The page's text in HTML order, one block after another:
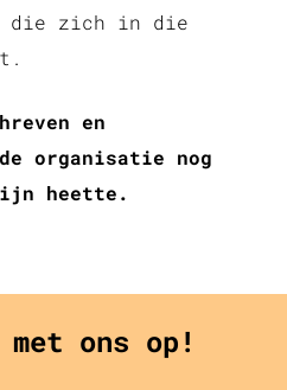
die zich in die
en
organisatie nog
heette.
met ons op!